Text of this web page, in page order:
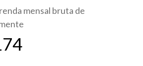
mensal bruta de